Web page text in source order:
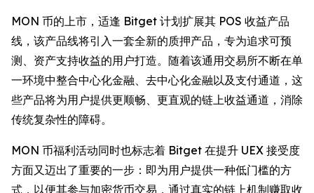
MON 币的上市，适逢 Bitget 计划扩展其 POS 收益产品
线，该产品线将引入一套全新的质押产品，专为追求可预
测、资产支持收益的用户打造。随着该通用交易所不断在单
一环境中整合中心化金融、去中心化金融以及支付通道，这
些产品将为用户提供更顺畅、更直观的链上收益通道，消除
传统复杂性的障碍。
MON 币福利活动同时也标志着 Bitget 在提升 UEX 接受度
方面又迈出了重要的一步：即为用户提供一种低门槛的方
式，以便其参与加密货币交易，通过真实的链上机制赚取收